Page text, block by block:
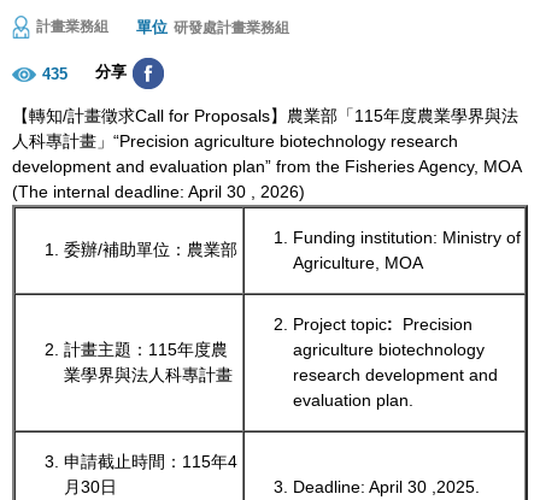
計畫業務組 單位 研發處計畫業務組
435 分享
【轉知/計畫徵求Call for Proposals】農業部「115年度農業學界與法
人科專計畫」“Precision agriculture biotechnology research
development and evaluation plan” from the Fisheries Agency, MOA
(The internal deadline: April 30 , 2026)
委辦/補助單位：農業部
Funding institution: Ministry of
Agriculture, MOA
計畫主題：115年度農
業學界與法人科專計畫
Project topic: Precision
agriculture biotechnology
research development and
evaluation plan.
申請截止時間：115年4
月30日
Deadline: April 30 ,2025.